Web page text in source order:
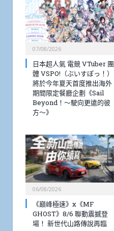
07/08/2026
日本超人氣 電競 VTuber 團
體 VSPO!（ぶいすぽっ！）
將於今年夏天首度推出海外
期間限定餐廳企劃《Sail
Beyond！～駛向更遠的彼
方～》
06/08/2026
《巔峰極速》x《MF
GHOST》8/6 聯動震撼登
場！ 新世代山路傳說再臨